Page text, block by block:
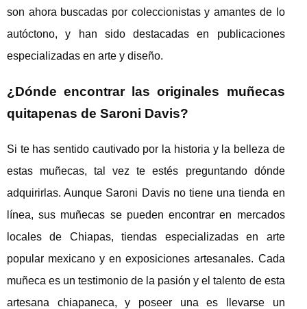
son ahora buscadas por coleccionistas y amantes de lo
autóctono, y han sido destacadas en publicaciones
especializadas en arte y diseño.
¿Dónde encontrar las originales muñecas
quitapenas de Saroni Davis?
Si te has sentido cautivado por la historia y la belleza de
estas muñecas, tal vez te estés preguntando dónde
adquirirlas. Aunque Saroni Davis no tiene una tienda en
línea, sus muñecas se pueden encontrar en mercados
locales de Chiapas, tiendas especializadas en arte
popular mexicano y en exposiciones artesanales. Cada
muñeca es un testimonio de la pasión y el talento de esta
artesana chiapaneca, y poseer una es llevarse un